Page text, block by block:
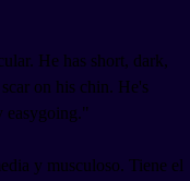
He has short, dark,
on his chin. He's
easygoing."
y musculoso. Tiene el